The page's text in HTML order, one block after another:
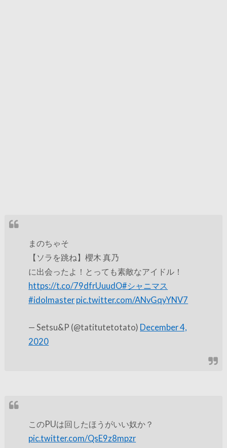
まのちゃそ
【ソラを跳ね】櫻木 真乃
に出会ったよ！とっても素敵なアイドル！
https://t.co/79dfrUuudO#シャニマス
#idolmaster pic.twitter.com/ANvGqyYNV7
— Setsu&P (@tatitutetotato) December 4,
2020
このPUは回したほうがいい奴か？
pic.twitter.com/QsE9z8mpzr